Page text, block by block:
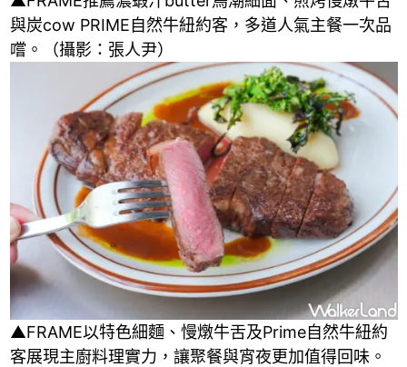
與炭cow PRIME自然牛紐約客，多道人氣主餐一次品
嚐。（攝影：張人尹）
▲FRAME以特色細麵、慢燉牛舌及Prime自然牛紐約
客展現主廚料理實力，讓聚餐與宵夜更加值得回味。